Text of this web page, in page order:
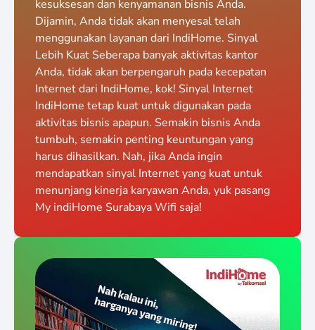
kesuksesan dan kenyamanan bisnis Anda.
Dijamin, Anda tidak akan menyesal telah
menggunakan layanan dari IndiHome. Sinyal
Lebih Kuat Seberapa banyak aktivitas kantor
Anda, tidak akan berpengaruh pada kecepatan
Internet dari IndiHome, kok! Sinyal Internet
IndiHome tetap kuat untuk digunakan pada
aktivitas bisnis apapun. Semakin bisnis Anda
tumbuh, semakin penting keuntungan yang
harus dihasilkan. Nah, jika Anda ingin
mendapatkan sinyal Internet yang kuat untuk
menunjang kinerja karyawan Anda, yuk pasang
My indiHome Surabaya Wifi saja!